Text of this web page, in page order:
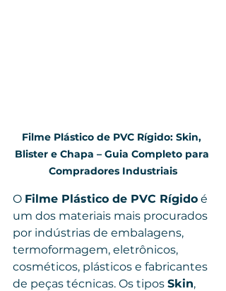
Filme Plástico de PVC Rígido: Skin,
Blister e Chapa – Guia Completo para
Compradores Industriais
O Filme Plástico de PVC Rígido é
um dos materiais mais procurados
por indústrias de embalagens,
termoformagem, eletrônicos,
cosméticos, plásticos e fabricantes
de peças técnicas. Os tipos Skin,